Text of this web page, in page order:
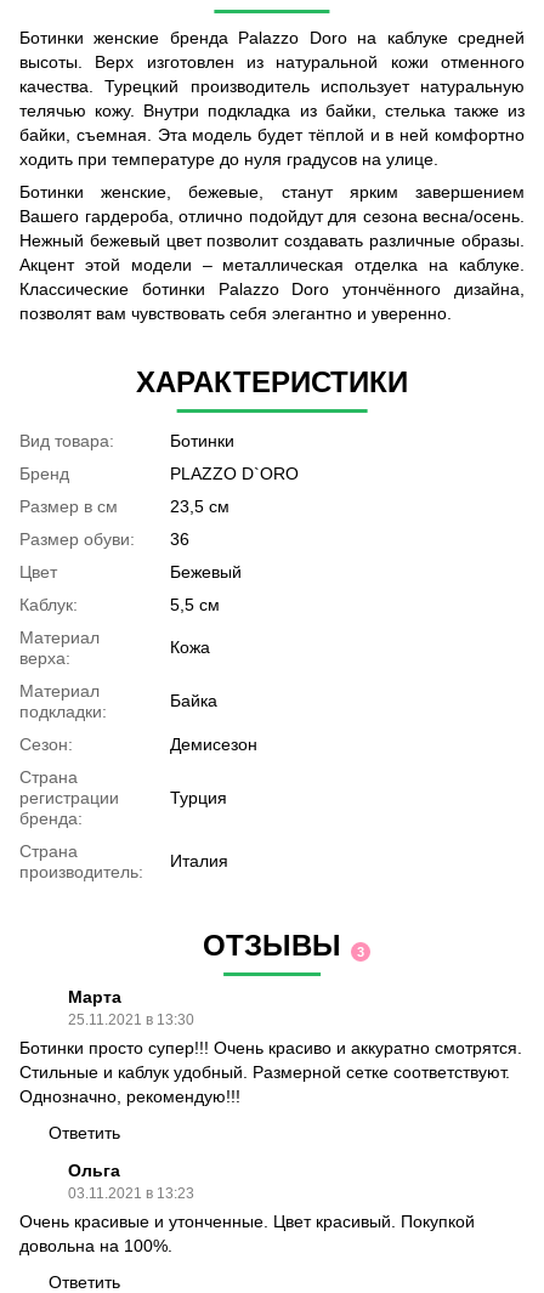
Ботинки женские бренда Palazzo Doro на каблуке средней
высоты. Верх изготовлен из натуральной кожи отменного
качества. Турецкий производитель использует натуральную
телячью кожу. Внутри подкладка из байки, стелька также из
байки, съемная. Эта модель будет тёплой и в ней комфортно
ходить при температуре до нуля градусов на улице.
Ботинки женские, бежевые, станут ярким завершением
Вашего гардероба, отлично подойдут для сезона весна/осень.
Нежный бежевый цвет позволит создавать различные образы.
Акцент этой модели – металлическая отделка на каблуке.
Классические ботинки Palazzo Doro утончённого дизайна,
позволят вам чувствовать себя элегантно и уверенно.
ХАРАКТЕРИСТИКИ
Вид товара:
Ботинки
Бренд
PLAZZO D`ORO
Размер в см
23,5 см
Размер обуви:
36
Цвет
Бежевый
Каблук:
5,5 см
Материал
верха:
Кожа
Материал
подкладки:
Байка
Сезон:
Демисезон
Страна
регистрации
бренда:
Турция
Страна
производитель:
Италия
ОТЗЫВЫ 3
Марта
25.11.2021 в 13:30
Ботинки просто супер!!! Очень красиво и аккуратно смотрятся.
Стильные и каблук удобный. Размерной сетке соответствуют.
Однозначно, рекомендую!!!
Ответить
Ольга
03.11.2021 в 13:23
Очень красивые и утонченные. Цвет красивый. Покупкой
довольна на 100%.
Ответить